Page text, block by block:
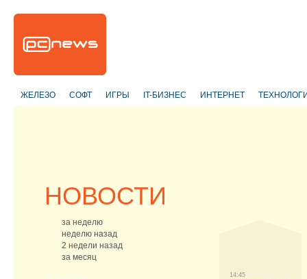
ЖЕЛЕЗО СОФТ ИГРЫ IT-БИЗНЕС ИНТЕРНЕТ
НОВОСТИ
за неделю
неделю назад
2 недели назад
за месяц
14:45